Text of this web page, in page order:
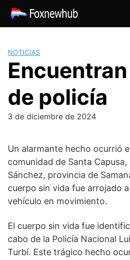
Saltar
contenido
NOTICIAS
de policía
3 de diciembre de 2024
Un alarmante hecho ocurrió
comunidad de Santa
Sánchez, provincia de
cuerpo sin vida fue arrojado
vehículo en movimiento.
El cuerpo sin vida fue
cabo de la Policía Nacional
Turbí. Este trágico hecho